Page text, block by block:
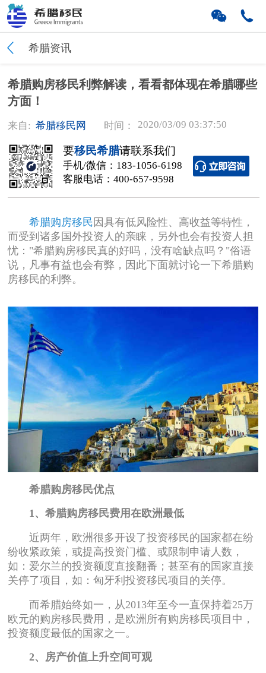
希腊资讯
希腊购房移民利弊解读，看看都体现在希腊哪些
方面！
来自: 希腊移民网 时间： 2020/03/09 03:37:50
要移民希腊请联系我们
手机/微信： 183-1056-6198
客服电话： 400-657-9598
希腊购房移民 因具有低风险性、高收益等特性，
而受到诸多国外投资人的亲睐，另外也会有投资人担
忧："希腊购房移民真的好吗，没有啥缺点吗？"俗语
说，凡事有益也会有弊，因此下面就讨论一下希腊购
房移民的利弊。
希腊购房移民优点
1、希腊购房移民费用在欧洲最低
近两年，欧洲很多开设了投资移民的国家都在纷
纷收紧政策，或提高投资门槛、或限制申请人数，
如：爱尔兰的投资额度直接翻番；甚至有的国家直接
关停了项目，如：匈牙利投资移民项目的关停。
而希腊始终如一，从2013年至今一直保持着25万
欧元的购房移民费用，是欧洲所有购房移民项目中，
投资额度最低的国家之一。
2、房产价值上升空间可观